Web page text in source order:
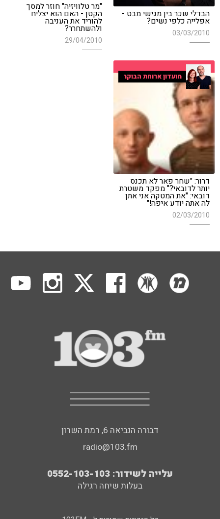
"מר טלוויזיה" חוזר למסך
הקטן - האם הוא יצליח
להוריד את העניבה
ולהשתחרר?
29/04/2010
הבדלי שכר בין מגישי מבט -
אפלייה כלפי נשים?
03/03/2010
מועדון ארוחת הבוקר
דרור: "שחר פאר לא תכנס
יותר לדובאי?" מפקד משטרת
דובאי: "את המטקה אני אתן
לה אתה יודע איפה!"
02/03/2010
דבורה הנביאה 6, רמת השרון
radio@103.fm
עלייה לשידור: 0552-103-103
בעלות שיחה רגילה